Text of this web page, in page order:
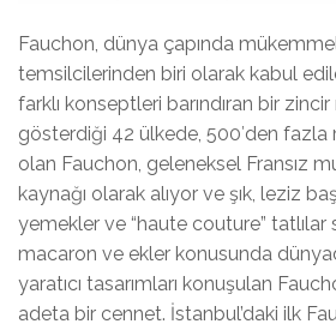
Fauchon, dünya çapında
temsilcilerinden biri olarak kabul
farklı konseptleri barındıran bir
gösterdiği 42 ülkede, 500′den
olan Fauchon, geleneksel Fransız
kaynağı olarak alıyor ve şık, leziz
yemekler ve “haute couture” tatlılar
macaron ve ekler konusunda
yaratıcı tasarımları konuşulan
adeta bir cennet. İstanbul’daki ilk